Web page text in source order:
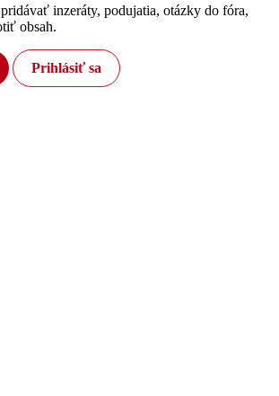
inzeráty, podujatia, otázky do fóra,
obsah.
Prihlásiť sa